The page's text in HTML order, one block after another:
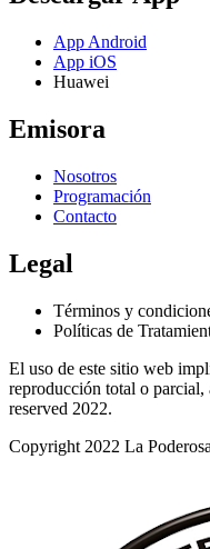
App Android
App iOS
Huawei
Emisora
Nosotros
Programación
Contacto
Legal
Términos y
Políticas de
El uso de este sitio web
reproducción total o
reserved 2022.
Copyright 2022 La